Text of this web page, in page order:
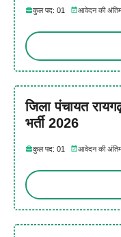
कुल पद: 01 आवेदन की
जिला पंचायत
भर्ती 2026
कुल पद: 01 आवेदन की